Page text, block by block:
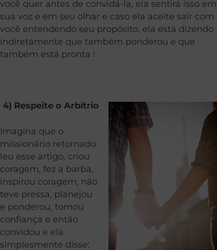
você quer antes de convidá-la, ela sentirá isso em
sua voz e em seu olhar e caso ela aceite sair com
você entendendo seu propósito, ela está dizendo
indiretamente que também ponderou e que
também está pronta !
4) Respeite o Arbítrio
Imagina que o
missionário retornado
leu esse artigo, criou
coragem, fez a barba,
inspirou coragem, não
teve pressa, planejou
e ponderou, tomou
confiança e então
convidou e ela
simplesmente disse: